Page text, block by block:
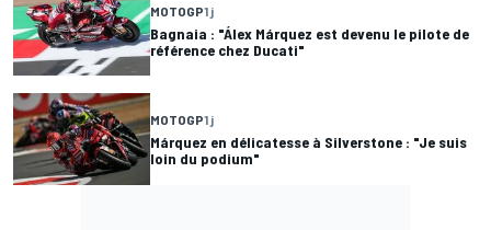
MOTOGP1 j
Bagnaia : "Álex Márquez est devenu le pilote de
référence chez Ducati"
MOTOGP1 j
Márquez en délicatesse à Silverstone : "Je suis
loin du podium"